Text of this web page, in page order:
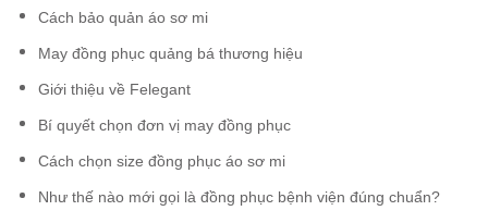
Cách bảo quản áo sơ mi
May đồng phục quảng bá thương hiệu
Giới thiệu về Felegant
Bí quyết chọn đơn vị may đồng phục
Cách chọn size đồng phục áo sơ mi
Như thế nào mới gọi là đồng phục bệnh viện đúng chuẩn?